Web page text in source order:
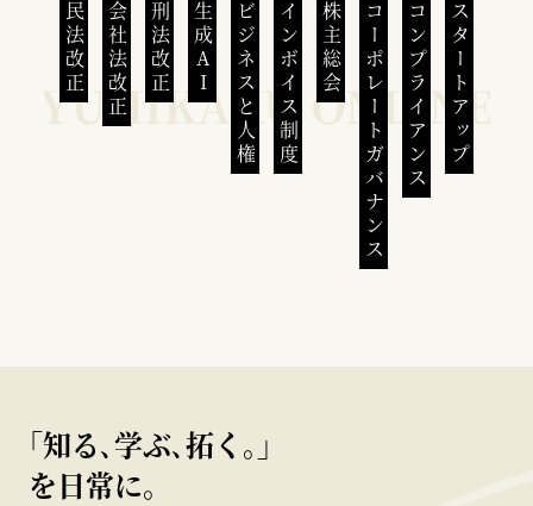
民法改正 会社法改正 刑法改正 生成AI ビジネスと人権インボイス制度 株主総会 コーポレートガバナンスコンプライアンススタートアップ
｢知る､学ぶ､拓く｡｣
を日常に。